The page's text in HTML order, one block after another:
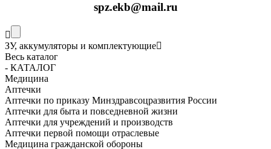
spz.ekb@mail.ru
ЗУ, аккумуляторы и комплектующие
Весь каталог
- КАТАЛОГ
Медицина
Аптечки
Аптечки по приказу Минздравсоцразвития России
Аптечки для быта и повседневной жизни
Аптечки для учреждений и производств
Аптечки первой помощи отраслевые
Медицина гражданской обороны